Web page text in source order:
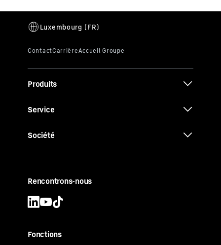
Produits
Service
Société
Rencontrons-nous
Fonctions